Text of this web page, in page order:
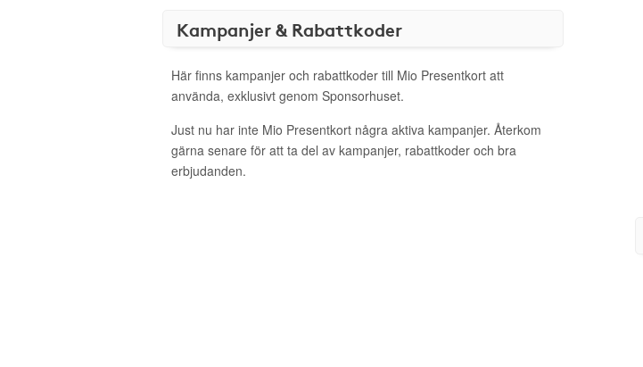
Kampanjer & Rabattkoder
Här finns kampanjer och rabattkoder till Mio Presentkort att
använda, exklusivt genom Sponsorhuset.
Just nu har inte Mio Presentkort några aktiva kampanjer. Återkom
gärna senare för att ta del av kampanjer, rabattkoder och bra
erbjudanden.